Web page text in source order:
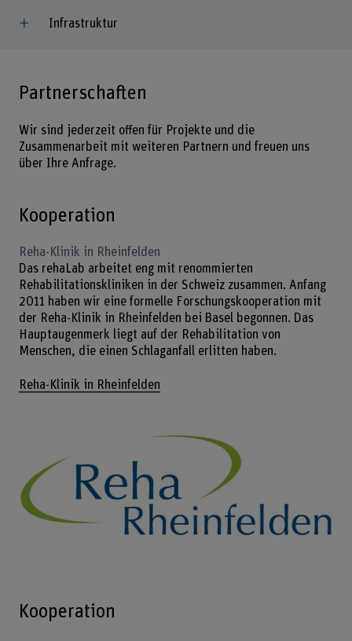
Infrastruktur
Partnerschaften
Wir sind jederzeit offen für Projekte und die
Zusammenarbeit mit weiteren Partnern und freuen uns
über Ihre Anfrage.
Kooperation
Reha-Klinik in Rheinfelden
Das rehaLab arbeitet eng mit renommierten
Rehabilitationskliniken in der Schweiz zusammen. Anfang
2011 haben wir eine formelle Forschungskooperation mit
der Reha-Klinik in Rheinfelden bei Basel begonnen. Das
Hauptaugenmerk liegt auf der Rehabilitation von
Menschen, die einen Schlaganfall erlitten haben.
Reha-Klinik in Rheinfelden
Kooperation